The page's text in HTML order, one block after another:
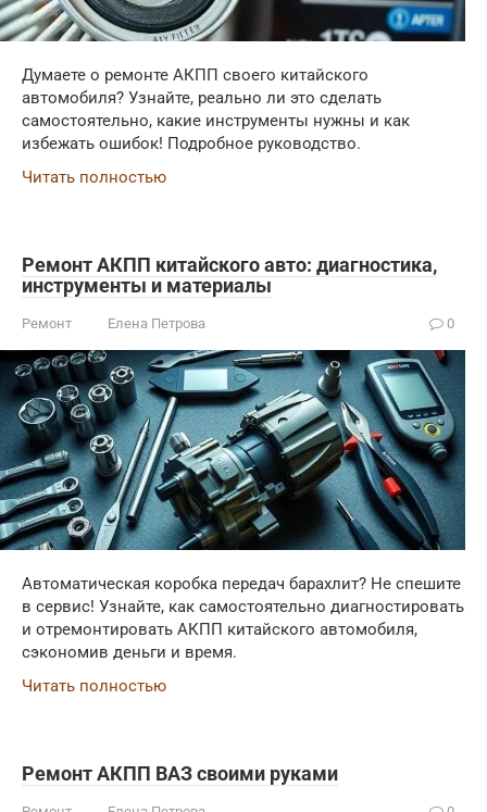
Думаете о ремонте АКПП своего китайского
автомобиля? Узнайте, реально ли это сделать
самостоятельно, какие инструменты нужны и как
избежать ошибок! Подробное руководство.
Читать полностью
Ремонт АКПП китайского авто: диагностика,
инструменты и материалы
Ремонт Елена Петрова 0
Автоматическая коробка передач барахлит? Не спешите
в сервис! Узнайте, как самостоятельно диагностировать
и отремонтировать АКПП китайского автомобиля,
сэкономив деньги и время.
Читать полностью
Ремонт АКПП ВАЗ своими руками